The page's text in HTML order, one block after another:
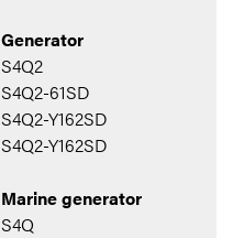
Generator
S4Q2
S4Q2-61SD
S4Q2-Y162SD
S4Q2-Y162SD
Marine generator
S4Q